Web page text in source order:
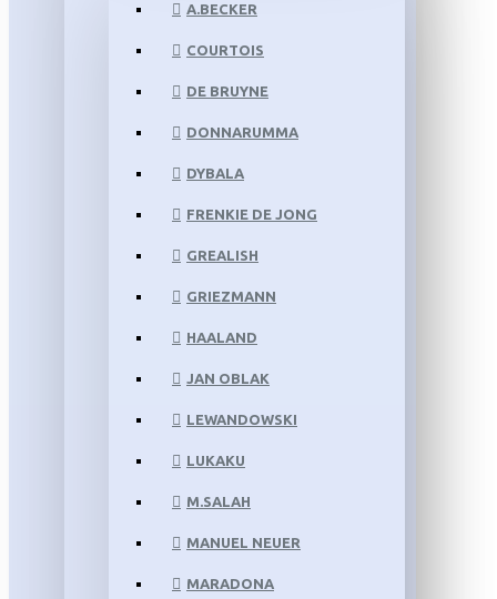
A.BECKER
COURTOIS
DE BRUYNE
DONNARUMMA
DYBALA
FRENKIE DE JONG
GREALISH
GRIEZMANN
HAALAND
JAN OBLAK
LEWANDOWSKI
LUKAKU
M.SALAH
MANUEL NEUER
MARADONA